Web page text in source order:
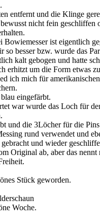
entfernt und die Klinge
nicht fein geschliffen
Bowiemesser ist eigentlich
so besser bzw. wurde das
kalt gebogen und hatte
erhitzt um die Form etwas
ich mich für
eingefärbt.
war wurde das Loch für
und die 3Löcher für die
rund verwendet und
und wieder
Original ab, aber das nennt
Stück geworden.
Woche.